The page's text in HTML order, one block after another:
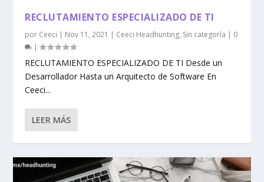
RECLUTAMIENTO ESPECIALIZADO DE TI
por Ceeci | Nov 11, 2021 | Ceeci Headhunting, Sin categoría | 0
|
RECLUTAMIENTO ESPECIALIZADO DE TI Desde un
Desarrollador Hasta un Arquitecto de Software En
Ceeci...
LEER MÁS